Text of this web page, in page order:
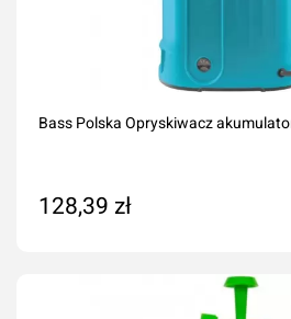
Bass Polska Opryskiwacz
128,39 zł